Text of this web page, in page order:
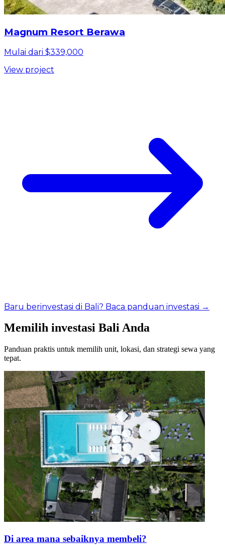
Magnum Resort Berawa
Mulai dari $339,000
View project
Baru berinvestasi di Bali? Baca panduan investasi →
Memilih investasi Bali Anda
Panduan praktis untuk memilih unit, lokasi, dan strategi sewa yang
tepat.
Di area mana sebaiknya membeli?